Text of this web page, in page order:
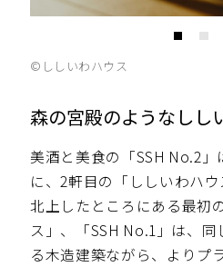
©️ししいわハウス
森の宮殿のようなしし
美酒と美食の「SSH No.2」
に、2軒目の「ししいわハ
北上したところにある最初
ス」、「SSH No.1」は、
る木造建築ながら、よりプ